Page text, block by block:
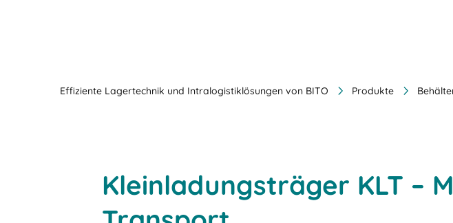
Effiziente Lagertechnik und Intralogistiklösungen von BITO Produkte
Kleinladungsträger KLT –